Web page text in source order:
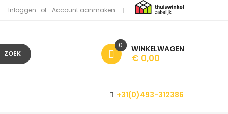
Inloggen Account aanmaken
ZOEK WINKELWAGEN
0
€ 0,00
+31(0)493-312386